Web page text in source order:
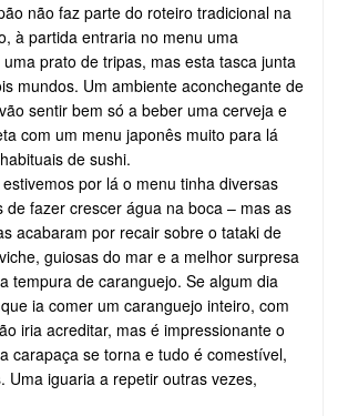
não faz parte do roteiro tradicional na
à partida entraria no menu uma
prato de tripas, mas esta tasca junta
mundos. Um ambiente aconchegante de
sentir bem só a beber uma cerveja e
com um menu japonês muito para lá
de sushi.
por lá o menu tinha diversas
de fazer crescer água na boca – mas as
acabaram por recair sobre o tataki de
guiosas do mar e a melhor surpresa
tempura de caranguejo. Se algum dia
ia comer um caranguejo inteiro, com
iria acreditar, mas é impressionante o
carapaça se torna e tudo é comestível,
Uma iguaria a repetir outras vezes,